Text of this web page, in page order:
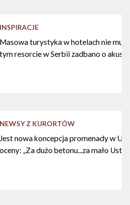
INSPIRACJE
Masowa turystyka w hotelach nie musi
tym resorcie w Serbii zadbano o
NEWSY Z KURORTÓW
Jest nowa koncepcja promenady w
oceny: „Za dużo betonu...za mało